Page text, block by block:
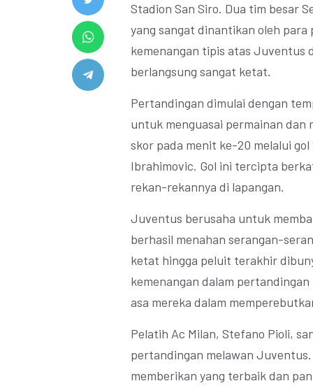
Stadion San Siro. Dua tim besar
yang sangat dinantikan oleh para
kemenangan tipis atas Juventus
berlangsung sangat ketat.
Pertandingan dimulai dengan
untuk menguasai permainan dan
skor pada menit ke-20 melalui
Ibrahimovic. Gol ini tercipta
rekan-rekannya di lapangan.
Juventus berusaha untuk
berhasil menahan serangan-
ketat hingga peluit terakhir
kemenangan dalam
asa mereka dalam
Pelatih Ac Milan, Stefano Pioli,
pertandingan melawan
memberikan yang terbaik dan